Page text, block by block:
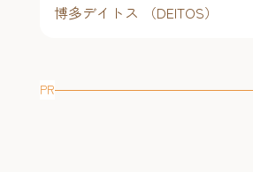
んで欲しい！」と始めたこの大人の
季限定イベント「酒蔵de冷ガーデン
日（火曜日）※8月4日は休業17時
予約不要
博多デイトス （DEITOS）
PR